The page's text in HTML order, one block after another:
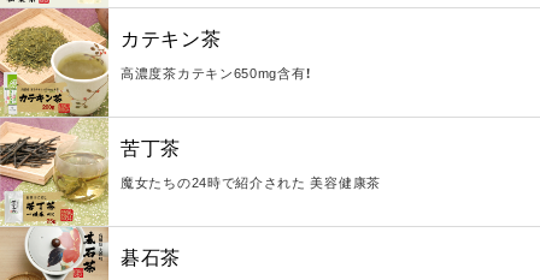
カテキン茶
高濃度茶カテキン650mg含有！
苦丁茶
魔女たちの24時で紹介された 美容健康茶
碁石茶